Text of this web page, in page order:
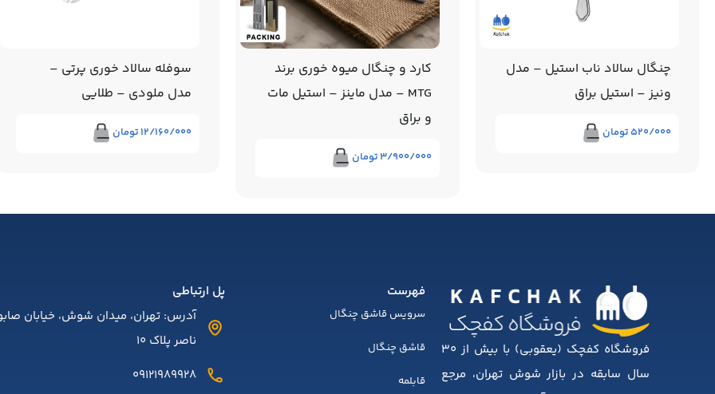
کارد و چنگال میوه خوری برند
MTG – مدل ماینز – استیل مات
سوفله سالاد خوری پرتی –
مدل ملودی – طلایی
سرویس آرکوپال – مدل سوگند
– 6 نفره – برند MG
۱۳/۰۰۰/۰۰۰تومان
فروشگاه کفچک (یعقوبی) با بیش از ۳۰
سال سابقه در بازار شوش تهران، مرجع
فهرست
سرویس قاشق چنگال
قاشق چنگال
قابلمه
پل ارتباطی
آدرس: تهران، میدان شوش، خیابان
ناصر پلاک 10
09121989928